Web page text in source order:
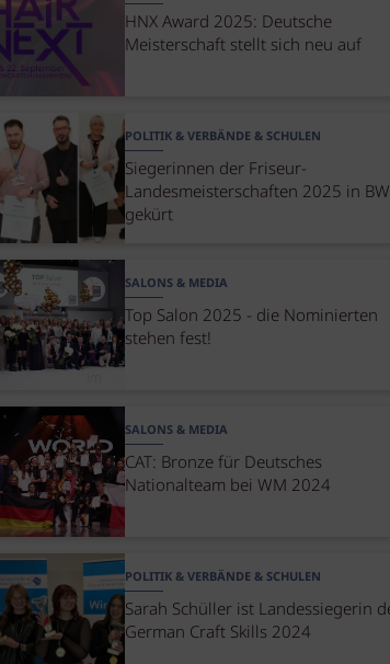
HNX Award 2025: Deutsche
Meisterschaft stellt sich neu auf
POLITIK & VERBÄNDE & SCHULEN
Siegerinnen der Friseur-
Landesmeisterschaften 2025 in BW
gekürt
SALONS & MEDIA
Top Salon 2025 - die Nominierten
stehen fest!
SALONS & MEDIA
CAT: Bronze für Deutsches
Nationalteam bei WM 2024
POLITIK & VERBÄNDE & SCHULEN
Sarah Schüller ist Landessiegerin
German Craft Skills 2024